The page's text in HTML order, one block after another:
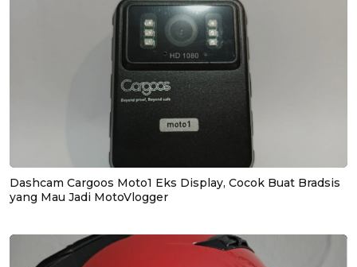
Dashcam Cargoos Moto1 Eks Display, Cocok Buat Bradsis
yang Mau Jadi MotoVlogger